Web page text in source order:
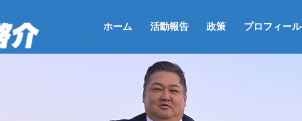
ホーム 活動報告 政策 プロフィール